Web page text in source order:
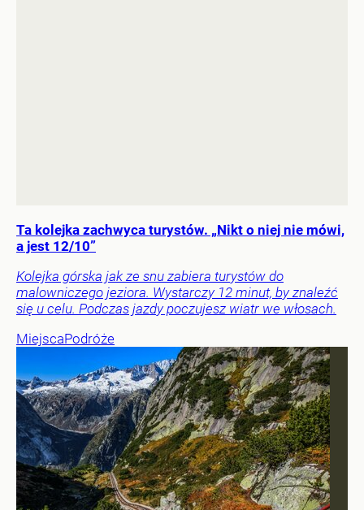
Ta kolejka zachwyca turystów. „Nikt o niej nie mówi,
a jest 12/10”
Kolejka górska jak ze snu zabiera turystów do
malowniczego jeziora. Wystarczy 12 minut, by znaleźć
się u celu. Podczas jazdy poczujesz wiatr we włosach.
MiejscaPodróże